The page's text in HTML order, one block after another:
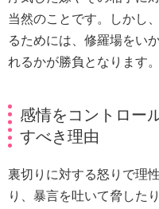
当然のことです。しかし
るためには、修羅場をい
れるかが勝負となります。
感情をコントロー
すべき理由
裏切りに対する怒りで理
り、暴言を吐いて脅した